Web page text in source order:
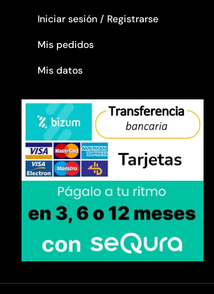
Iniciar sesión / Registrarse
Mis pedidos
Mis datos